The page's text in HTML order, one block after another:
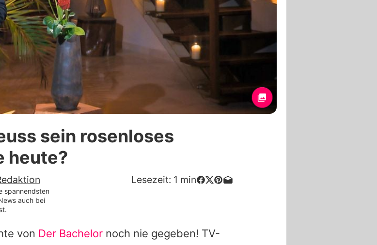
Jobs
App runterladen
Team
Redaktionelle Richtlinien
Impressum
Datenschutzerklärung
Nutzungsbedingungen
Utiq verwalten
sein rosenloses
heute?
Lesezeit: 1 min
spannendsten
auch bei
von Der Bachelor noch nie gegeben! TV-